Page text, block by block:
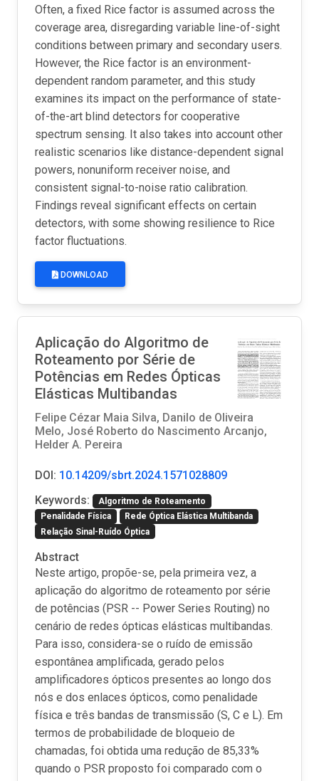
Often, a fixed Rice factor is assumed across the
coverage area, disregarding variable line-of-sight
conditions between primary and secondary users.
However, the Rice factor is an environment-
dependent random parameter, and this study
examines its impact on the performance of state-
of-the-art blind detectors for cooperative
spectrum sensing. It also takes into account other
realistic scenarios like distance-dependent signal
powers, nonuniform receiver noise, and
consistent signal-to-noise ratio calibration.
Findings reveal significant effects on certain
detectors, with some showing resilience to Rice
factor fluctuations.
DOWNLOAD
Aplicação do Algoritmo de
Roteamento por Série de
Potências em Redes Ópticas
Elásticas Multibandas
Felipe Cézar Maia Silva, Danilo de Oliveira
Melo, José Roberto do Nascimento Arcanjo,
Helder A. Pereira
DOI: 10.14209/sbrt.2024.1571028809
Keywords:
Algoritmo de Roteamento
Penalidade Física
Rede Óptica Elástica Multibanda
Relação Sinal-Ruído Óptica
Abstract
Neste artigo, propõe-se, pela primeira vez, a
aplicação do algoritmo de roteamento por série
de potências (PSR -- Power Series Routing) no
cenário de redes ópticas elásticas multibandas.
Para isso, considera-se o ruído de emissão
espontânea amplificada, gerado pelos
amplificadores ópticos presentes ao longo dos
nós e dos enlaces ópticos, como penalidade
física e três bandas de transmissão (S, C e L). Em
termos de probabilidade de bloqueio de
chamadas, foi obtida uma redução de 85,33%
quando o PSR proposto foi comparado com o